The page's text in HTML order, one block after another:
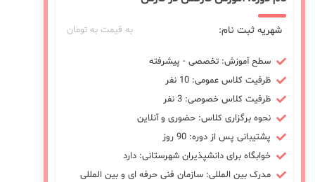
شهریه ثبت نام: به قیمت به تومان
سطح آموزش: تخصصی - پیشرفته
ظرفیت کلاس عمومی: 10 نفر
ظرفیت کلاس خصوصی: 3 نفر
نحوه برگزاری کلاس: حضوری و آنلاین
پشتیبانی پس از دوره: 90 روز
خوابگاه برای دانشپذیران شهرستانی: دارد
مدرک بین المللی: سازمان فنی حرفه ای و بین المللی